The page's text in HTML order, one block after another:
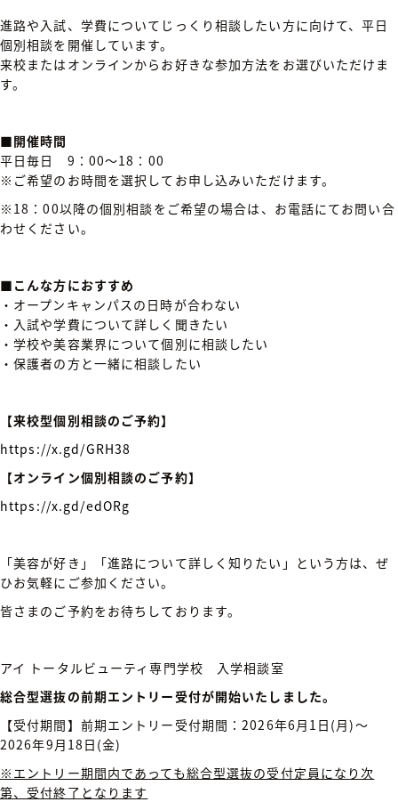
進路や入試、学費についてじっくり相談したい方に向けて、平日
個別相談を開催しています。
来校またはオンラインからお好きな参加方法をお選びいただけま
す。
■開催時間
平日毎日 9：00～18：00
※ご希望のお時間を選択してお申し込みいただけます。
※18：00以降の個別相談をご希望の場合は、お電話にてお問い合
わせください。
■こんな方におすすめ
・オープンキャンパスの日時が合わない
・入試や学費について詳しく聞きたい
・学校や美容業界について個別に相談したい
・保護者の方と一緒に相談したい
【来校型個別相談のご予約】
https://x.gd/GRH38
【オンライン個別相談のご予約】
https://x.gd/edORg
「美容が好き」「進路について詳しく知りたい」という方は、ぜ
ひお気軽にご参加ください。
皆さまのご予約をお待ちしております。
アイ トータルビューティ専門学校 入学相談室
総合型選抜の前期エントリー受付が開始いたしました。
【受付期間】前期エントリー受付期間：2026年6月1日(月)～
2026年9月18日(金)
※ エントリー期間内であっても総合型選抜の受付定員になり次
第、受付終了となります